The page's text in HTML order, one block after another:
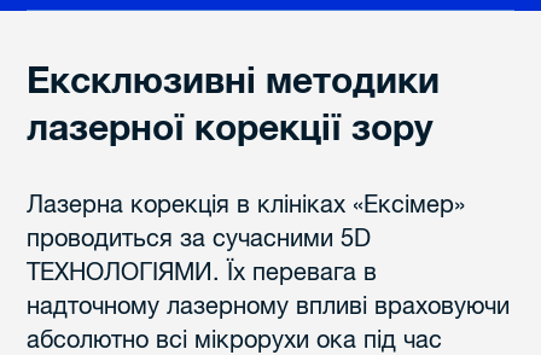
Ексклюзивні методики
лазерної корекції зору
Лазерна корекція в клініках «Ексімер»
проводиться за сучасними 5D
ТЕХНОЛОГІЯМИ. Їх перевага в
надточному лазерному впливі враховуючи
абсолютно всі мікрорухи ока під час